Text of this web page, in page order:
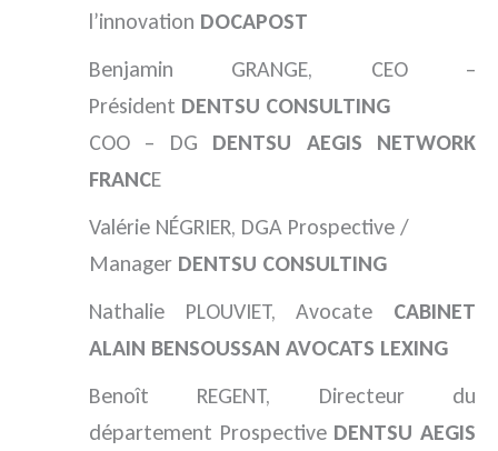
l’innovation DOCAPOST
Benjamin GRANGE, CEO –
Président DENTSU CONSULTING
COO – DG DENTSU AEGIS NETWORK
FRANCE
Valérie NÉGRIER, DGA Prospective /
Manager DENTSU CONSULTING
Nathalie PLOUVIET, Avocate CABINET
ALAIN BENSOUSSAN AVOCATS LEXING
Benoît REGENT, Directeur du
département Prospective DENTSU AEGIS